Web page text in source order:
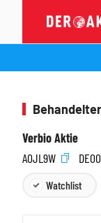
Verbio Aktie
A0JL9W
Watchlist